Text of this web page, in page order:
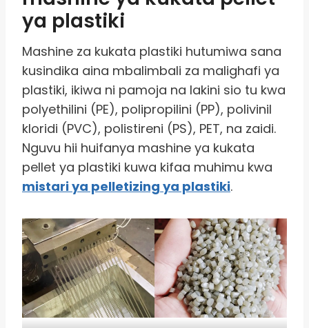
ya plastiki
Mashine za kukata plastiki hutumiwa sana
kusindika aina mbalimbali za malighafi ya
plastiki, ikiwa ni pamoja na lakini sio tu kwa
polyethilini (PE), polipropilini (PP), polivinil
kloridi (PVC), polistireni (PS), PET, na zaidi.
Nguvu hii huifanya mashine ya kukata
pellet ya plastiki kuwa kifaa muhimu kwa
mistari ya pelletizing ya plastiki.